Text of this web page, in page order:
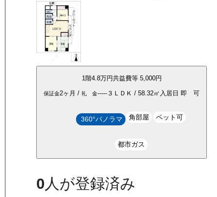
1 階4.8万円共益費等 5,000円
保証金2ヶ月 /礼 金----- ３ＬＤＫ /58.32㎡ 入居日 即 可
360°パノラマ 角部屋 ペット可
都市ガス
0人が登録済み